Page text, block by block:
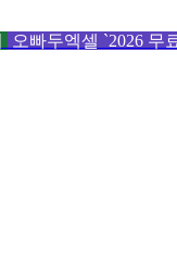
오빠두엑셀 `2026 무